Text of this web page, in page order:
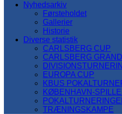
Nyhedsarkiv
Førsteholdet
Gallerier
Historie
Diverse statistik
CARLSBERG CUP
CARLSBERG
EUROPA CUP
KBUS
KØBENHAVN-
TRÆNINGSKAMPE